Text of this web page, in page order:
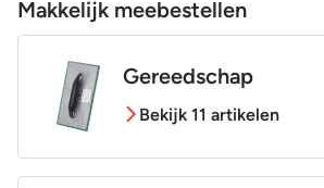
Makkelijk meebestellen
Gereedschap
Bekijk 11 artikelen